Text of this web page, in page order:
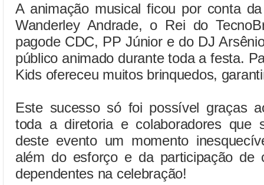
A animação musical ficou por conta
Wanderley Andrade, o Rei do
pagode CDC, PP Júnior e do DJ
público animado durante toda a festa.
Kids ofereceu muitos brinquedos,
Este sucesso só foi possível graças
toda a diretoria e colaboradores que
deste evento um momento
além do esforço e da participação de
dependentes na celebração!